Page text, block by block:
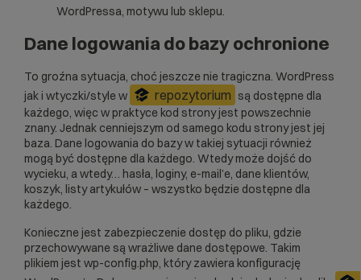
WordPressa, motywu lub sklepu.
Dane logowania do bazy ochronione
To groźna sytuacja, choć jeszcze nie tragiczna. WordPress
jak i wtyczki/style w
repozytorium są dostępne dla
każdego, więc w praktyce kod strony jest powszechnie
znany. Jednak cenniejszym od samego kodu strony jest jej
baza. Dane logowania do bazy w takiej sytuacji również
mogą być dostępne dla każdego. Wtedy może dojść do
wycieku, a wtedy… hasła, loginy, e-mail’e, dane klientów,
koszyk, listy artykułów – wszystko będzie dostępne dla
każdego.
Konieczne jest zabezpieczenie dostęp do pliku, gdzie
przechowywane są wrażliwe dane dostępowe. Takim
plikiem jest wp-config.php, który zawiera konfigurację